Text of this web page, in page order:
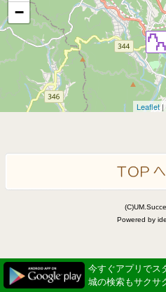
−
Leaflet|
Powered by
今すぐアプリでス
城の検索もサクサ